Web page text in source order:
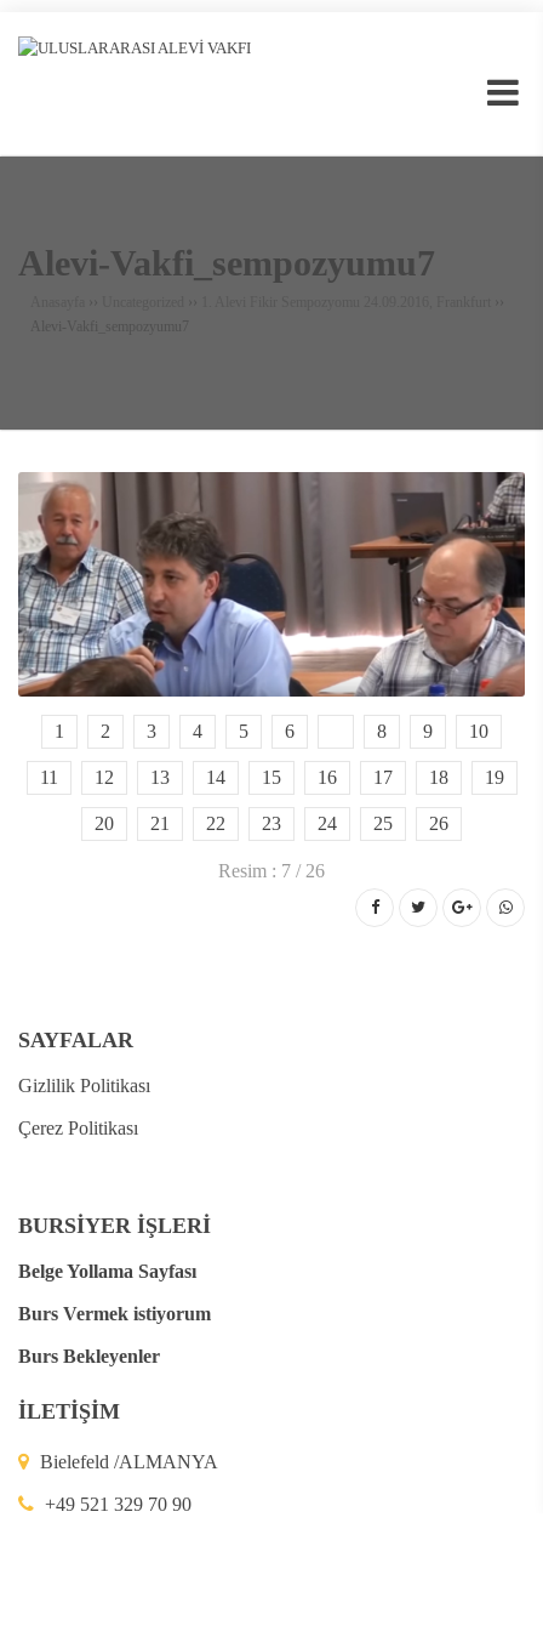
Alevi-Vakfi_sempozyumu7
›› ››
››
Alevi-Vakfi_sempozyumu7
1 2 3 4 5 6 8 9 10
11 12 13 14 15 16 17 18 19
20 21 22 23 24 25 26
Resim : 7 / 26
SAYFALAR
Gizlilik Politikası
Çerez Politikası
BURSİYER İŞLERİ
Belge Yollama Sayfası
Burs Vermek istiyorum
Burs Bekleyenler
İLETİŞİM
Bielefeld /ALMANYA
+49 521 329 70 90